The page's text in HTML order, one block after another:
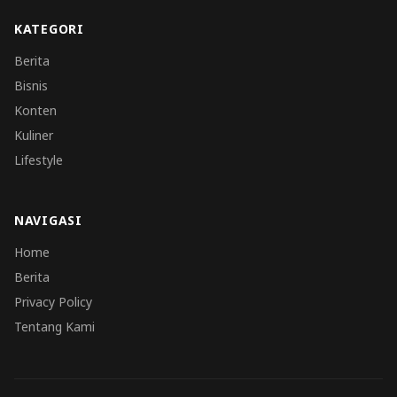
KATEGORI
Berita
Bisnis
Konten
Kuliner
Lifestyle
NAVIGASI
Home
Berita
Privacy Policy
Tentang Kami